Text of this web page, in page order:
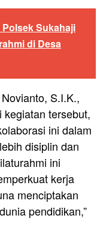
Sukahaji
di Desa
S.I.K.,
tersebut,
ini dalam
disiplin dan
ini
kerja
menciptakan
pendidikan,”